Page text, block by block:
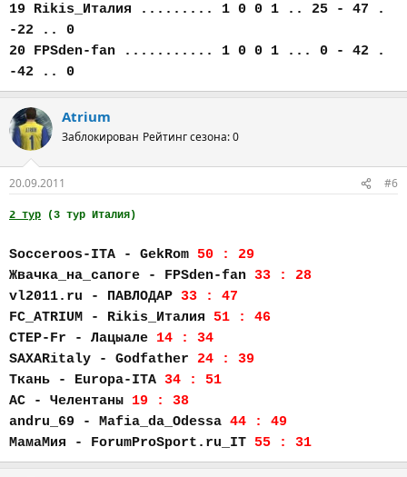
19 Rikis_Италия ......... 1 0 0 1 .. 25 - 47 .
-22 .. 0
20 FPSden-fan ........... 1 0 0 1 ... 0 - 42 .
-42 .. 0
Atrium
Заблокирован Рейтинг сезона: 0
20.09.2011 #6
2 тур (3 тур Италия)
Socceroos-ITA - GekRom 50 : 29
Жвачка_на_сапоге - FPSden-fan 33 : 28
vl2011.ru - ПАВЛОДАР 33 : 47
FC_АTRIUM - Rikis_Италия 51 : 46
CTEP-Fr - Лацыале 14 : 34
SAXARitaly - Godfather 24 : 39
Ткань - Europa-ITA 34 : 51
AC - Челентаны 19 : 38
andru_69 - Mafia_da_Odessa 44 : 49
МамаМия - ForumProSport.ru_IT 55 : 31